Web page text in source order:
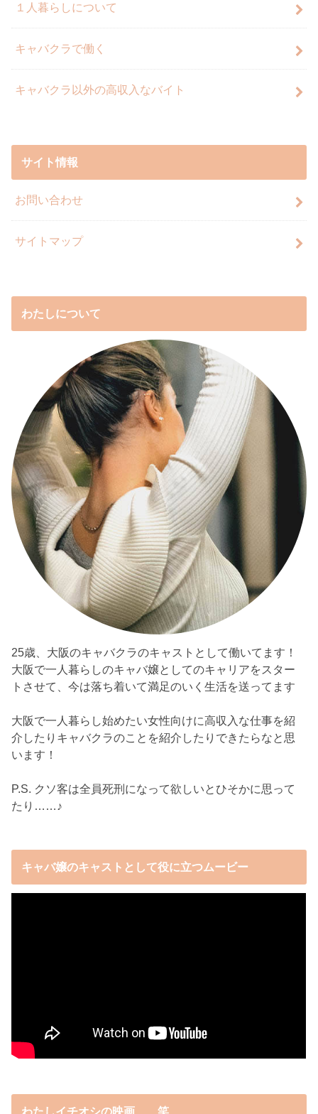
１人暮らしについて
キャバクラで働く
キャバクラ以外の高収入なバイト
サイト情報
お問い合わせ
サイトマップ
わたしについて
25歳、大阪のキャバクラのキャストとして働いてます！
大阪で一人暮らしのキャバ嬢としてのキャリアをスター
トさせて、今は落ち着いて満足のいく生活を送ってます
大阪で一人暮らし始めたい女性向けに高収入な仕事を紹
介したりキャバクラのことを紹介したりできたらなと思
います！
P.S. クソ客は全員死刑になって欲しいとひそかに思って
たり……♪
キャバ嬢のキャストとして役に立つムービー
わたしイチオシの映画……笑